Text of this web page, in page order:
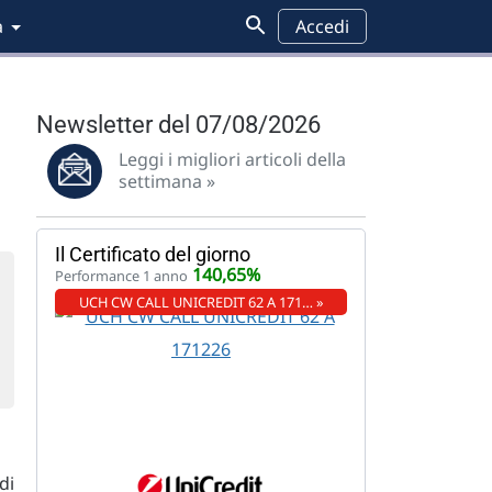
Accedi
Newsletter del 07/08/2026
Leggi i migliori articoli della
settimana »
Il Certificato del giorno
Performance 1 anno 140,65%
UCH CW CALL UNICREDIT 62 A 171… »